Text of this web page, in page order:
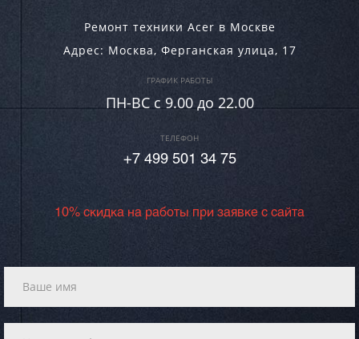
Ремонт техники Acer в Москве
Адрес: Москва, Ферганская улица, 17
ГРАФИК РАБОТЫ
ПН-ВC c 9.00 до 22.00
ТЕЛЕФОН
+7 499 501 34 75
10% скидка на работы при заявке с сайта